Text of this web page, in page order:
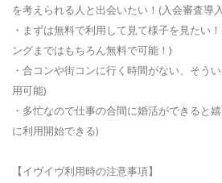
を考えられる人と出会いたい！(入会審査導
・まずは無料で利用して見て様子を見たい
ングまではもちろん無料で可能！)
・合コンや街コンに行く時間がない、そう
用可能)
・多忙なので仕事の合間に婚活ができると
に利用開始できる)
【イヴイヴ利用時の注意事項】